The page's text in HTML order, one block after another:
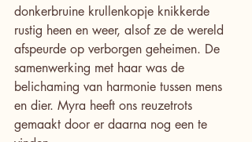
donkerbruine krullenkopje knikkerde
rustig heen en weer, alsof ze de wereld
afspeurde op verborgen geheimen. De
samenwerking met haar was de
belichaming van harmonie tussen mens
en dier. Myra heeft ons reuzetrots
gemaakt door er daarna nog een te